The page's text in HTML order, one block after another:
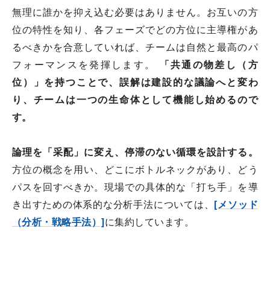
無理に誰かを抑え込む必要はありません。お互いの方
位の特性を知り、各フェーズでどの方位に主導権があ
るべきかを合意していれば、チームは自然と最高のパ
フォーマンスを発揮します。
「共通の物差し（方
位）」を持つことで、誤解は建設的な議論へと変わ
り、チームは一つの生命体として機能し始めるので
す。
論理を「采配」に変え、停滞のない循環を設計する。
方位の概念を用い、どこにボトルネックがあり、どう
パスを回すべきか。現場での具体的な「打ち手」を導
き出すための体系的な分析手法については、 [メソッド
（分析・戦略手法）]に集約しています。